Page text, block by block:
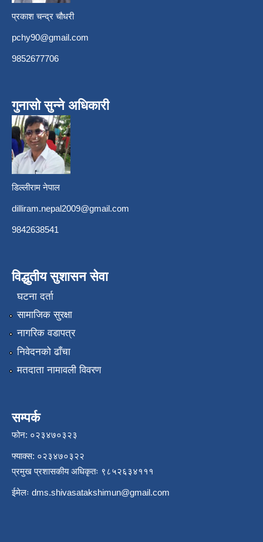
प्रकाश चन्द्र चौधरी
pchy90@gmail.com
9852677706
गुनासो सुन्ने अधिकारी
डिल्लीराम नेपाल
dilliram.nepal2009@gmail.com
9842638541
विद्धुतीय सुशासन सेवा
घटना दर्ता
सामाजिक सुरक्षा
नागरिक वडापत्र
निवेदनको ढाँचा
मतदाता नामावली विवरण
सम्पर्क
फोन: ०२३४७०३२३
फ्याक्स: ०२३४७०३२२
प्रमुख प्रशासकीय अधिकृतः ९८५२६३४१११
ईमेलः dms.shivasatakshimun@gmail.com